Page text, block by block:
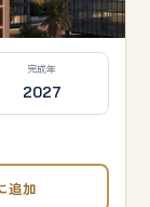
完成年
2027
追加